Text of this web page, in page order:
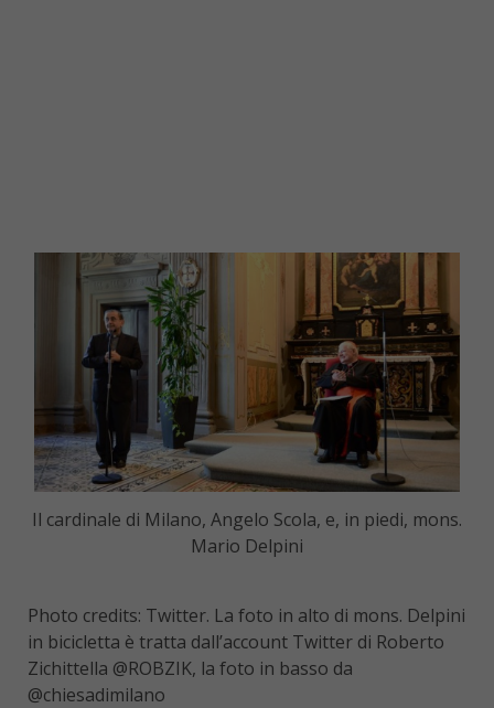
Il cardinale di Milano, Angelo Scola, e, in piedi, mons.
Mario Delpini
Photo credits: Twitter. La foto in alto di mons. Delpini
in bicicletta è tratta dall’account Twitter di Roberto
Zichittella @ROBZIK, la foto in basso da
@chiesadimilano